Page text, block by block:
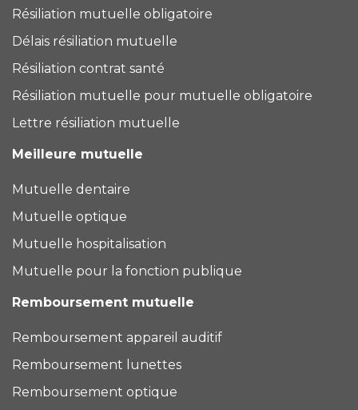
Résiliation mutuelle obligatoire
Délais résiliation mutuelle
Résiliation contrat santé
Résiliation mutuelle pour mutuelle obligatoire
Lettre résiliation mutuelle
Meilleure mutuelle
Mutuelle dentaire
Mutuelle optique
Mutuelle hospitalisation
Mutuelle pour la fonction publique
Remboursement mutuelle
Remboursement appareil auditif
Remboursement lunettes
Remboursement optique